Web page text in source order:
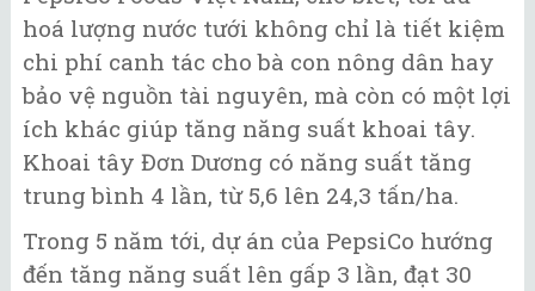
hoá lượng nước tưới không chỉ là tiết kiệm
chi phí canh tác cho bà con nông dân hay
bảo vệ nguồn tài nguyên, mà còn có một lợi
ích khác giúp tăng năng suất khoai tây.
Khoai tây Đơn Dương có năng suất tăng
trung bình 4 lần, từ 5,6 lên 24,3 tấn/ha.
Trong 5 năm tới, dự án của PepsiCo hướng
đến tăng năng suất lên gấp 3 lần, đạt 30